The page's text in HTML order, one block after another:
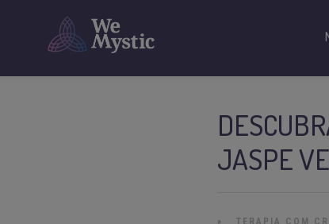
JASPE
» TERAPIA COM